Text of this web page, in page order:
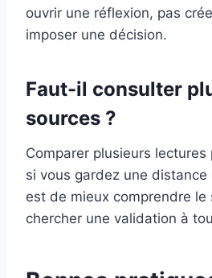
ouvrir une réflexion, pas
imposer une décision.
Faut-il consulter
sources ?
Comparer plusieurs
si vous gardez une distance
est de mieux comprendre le
chercher une validation à